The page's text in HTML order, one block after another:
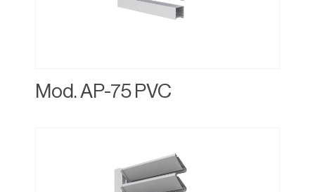
Mod. AP-75 PVC